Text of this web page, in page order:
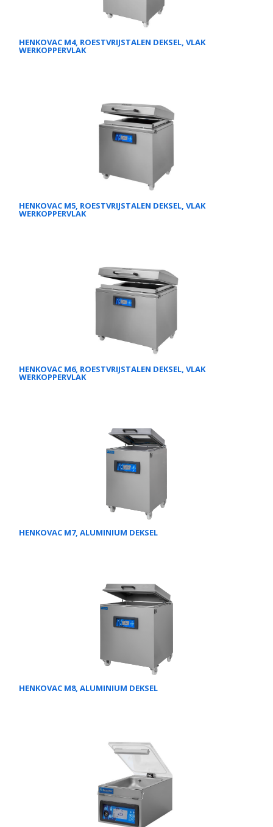
HENKOVAC M4, ROESTVRIJSTALEN DEKSEL, VLAK
WERKOPPERVLAK
HENKOVAC M5, ROESTVRIJSTALEN DEKSEL, VLAK
WERKOPPERVLAK
HENKOVAC M6, ROESTVRIJSTALEN DEKSEL, VLAK
WERKOPPERVLAK
HENKOVAC M7, ALUMINIUM DEKSEL
HENKOVAC M8, ALUMINIUM DEKSEL